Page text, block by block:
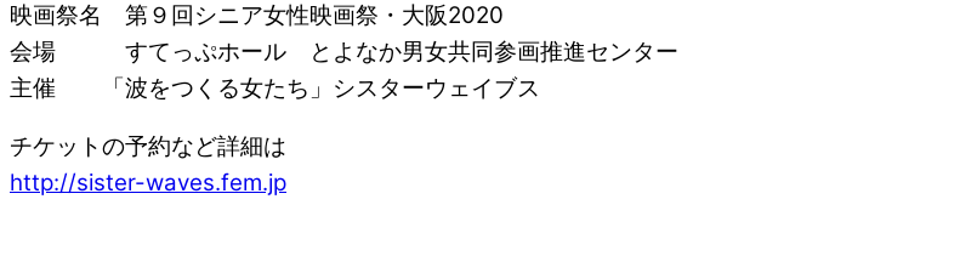
映画祭名 第９回シニア女性映画祭・大阪2020
会場 すてっぷホール とよなか男女共同参画推進センター
主催 「波をつくる女たち」シスターウェイブス
チケットの予約など詳細は
http://sister-waves.fem.jp